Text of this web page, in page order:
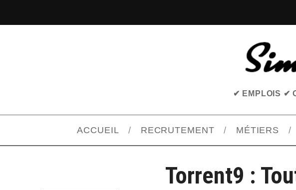
✔ EMPLOIS ✔
ACCUEIL RECRUTEMENT MÉTIERS
Torrent9 :